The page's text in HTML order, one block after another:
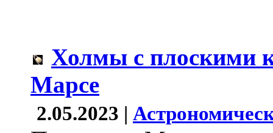
Холмы с плоскими
Марсе
2.05.2023 |